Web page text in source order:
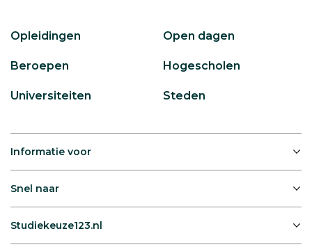
Opleidingen Open dagen
Beroepen Hogescholen
Universiteiten Steden
Informatie voor
Snel naar
Studiekeuze123.nl